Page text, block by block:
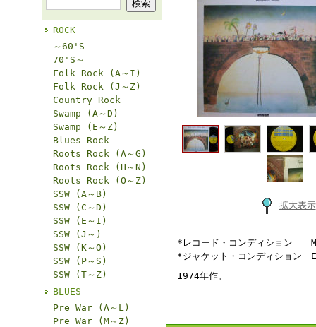
ROCK
～60'S
70'S～
Folk Rock (A～I)
Folk Rock (J～Z)
Country Rock
Swamp (A～D)
Swamp (E～Z)
Blues Rock
Roots Rock (A～G)
Roots Rock (H～N)
Roots Rock (O～Z)
SSW (A～B)
SSW (C～D)
SSW (E～I)
SSW (J～)
SSW (K～O)
SSW (P～S)
SSW (T～Z)
BLUES
Pre War (A～L)
Pre War (M～Z)
拡大表示
*レコード・コンディション
*ジャケット・コンディショ
1974年作。